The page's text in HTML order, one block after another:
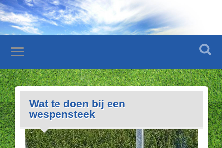
Wat te doen bij een
wespensteek